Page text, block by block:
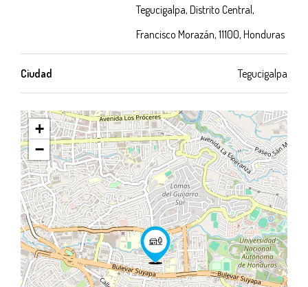
Tegucigalpa, Distrito Central,
Francisco Morazán, 11100, Honduras
Ciudad Tegucigalpa
+
−